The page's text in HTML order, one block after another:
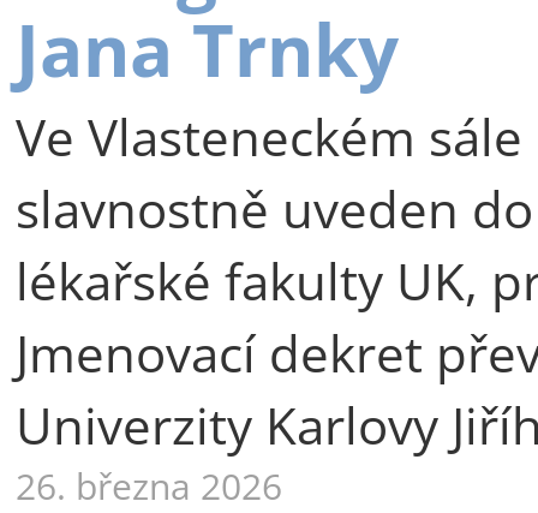
Jana Trnky
Ve Vlasteneckém
slavnostně uveden
lékařské fakulty UK,
Jmenovací dekret
Univerzity Karlovy
26. března 2026